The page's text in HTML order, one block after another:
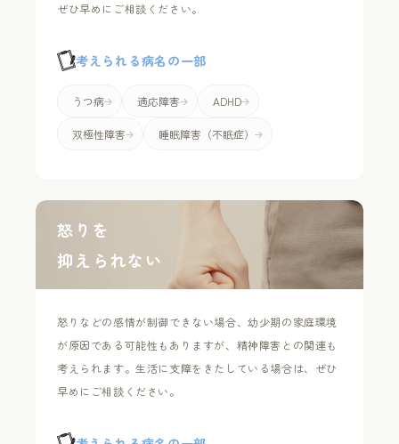
ぜひ早めにご相談ください。
考えられる病名の一部
うつ病 適応障害 ADHD
双極性障害 睡眠障害（不眠症）
怒りなどの感情が制御できない場合、幼少期の家庭環境
が原因である可能性もありますが、精神障害との関連も
考えられます。生活に支障をきたしている場合は、ぜひ
早めにご相談ください。
怒りを
抑えられない